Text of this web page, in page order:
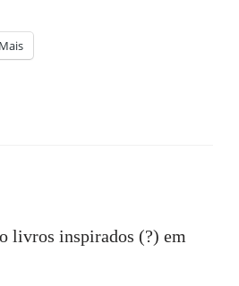
Mais
livros inspirados (?) em